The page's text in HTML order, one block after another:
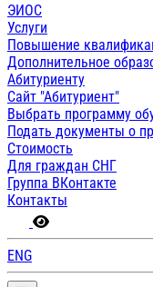
ЭИОС
Услуги
Повышение
Дополнительное
Абитуриенту
Сайт "Абитуриент"
Выбрать программу
Подать документы о
Стоимость
Для граждан СНГ
Группа ВКонтакте
Контакты
ENG